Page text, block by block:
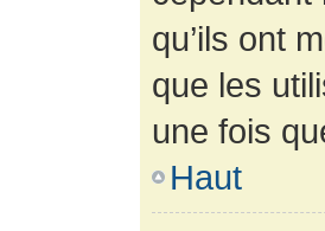
qu’ils ont
que les
une fois
Haut